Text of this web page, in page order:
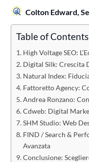
Colton Edward,
Table of Contents
High Voltage SEO:
Digital Silk: Crescita
Natural Index:
Fattoretto Agency:
Andrea Ronzano:
Cdweb: Digital
SHM Studio: Web
FIND / Search &
Avanzata
Conclusione: